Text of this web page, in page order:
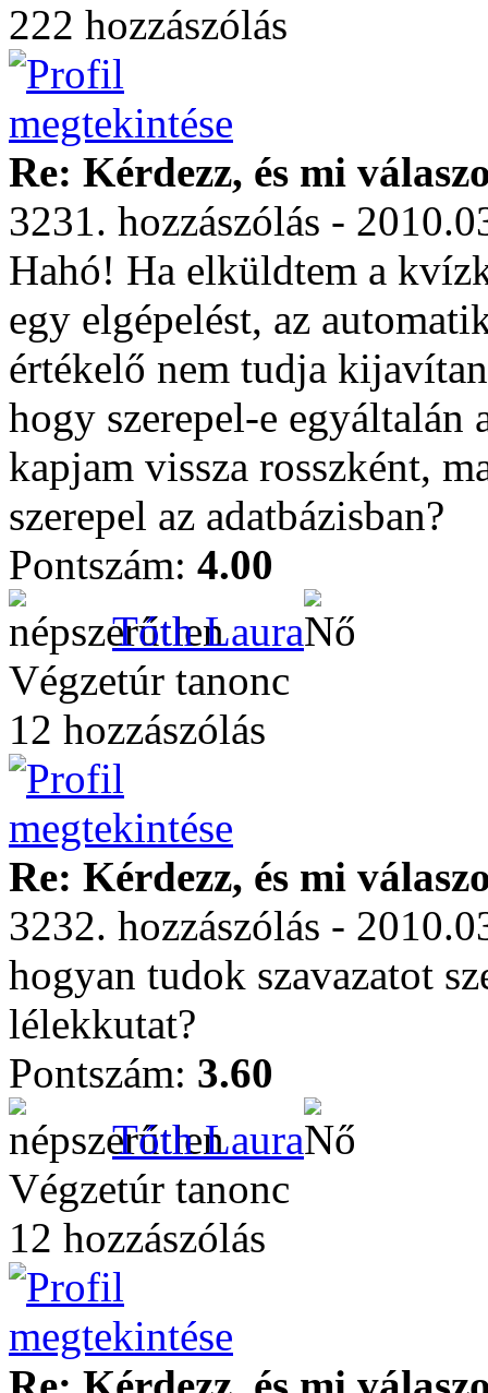
222 hozzászólás
Re: Kérdezz, és mi
3231. hozzászólás -
Hahó! Ha elküldtem a
egy elgépelést, az
értékelő nem tudja
hogy szerepel-e egyáltalán
kapjam vissza rosszként,
szerepel az adatbázisban?
Pontszám: 4.00
Tóth Laura
Végzetúr tanonc
12 hozzászólás
Re: Kérdezz, és mi
3232. hozzászólás -
hogyan tudok szavazatot
lélekkutat?
Pontszám: 3.60
Tóth Laura
Végzetúr tanonc
12 hozzászólás